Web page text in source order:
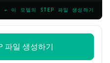
← 이 모델의 STEP 파일 생성하기
파일 생성하기